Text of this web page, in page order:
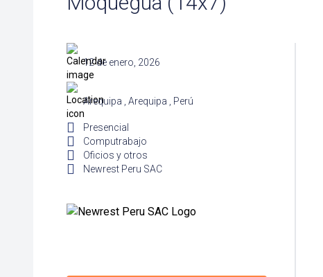
12 de enero, 2026
Arequipa , Arequipa , Perú
Presencial
Computrabajo
Oficios y otros
Newrest Peru SAC